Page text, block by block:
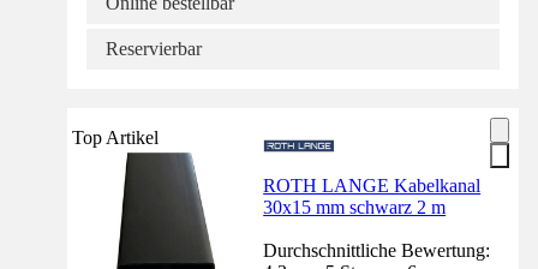
Reservierbar
Top Artikel
ROTH LANGE Kabelkanal
30x15 mm schwarz 2 m
Durchschnittliche Bewertung: